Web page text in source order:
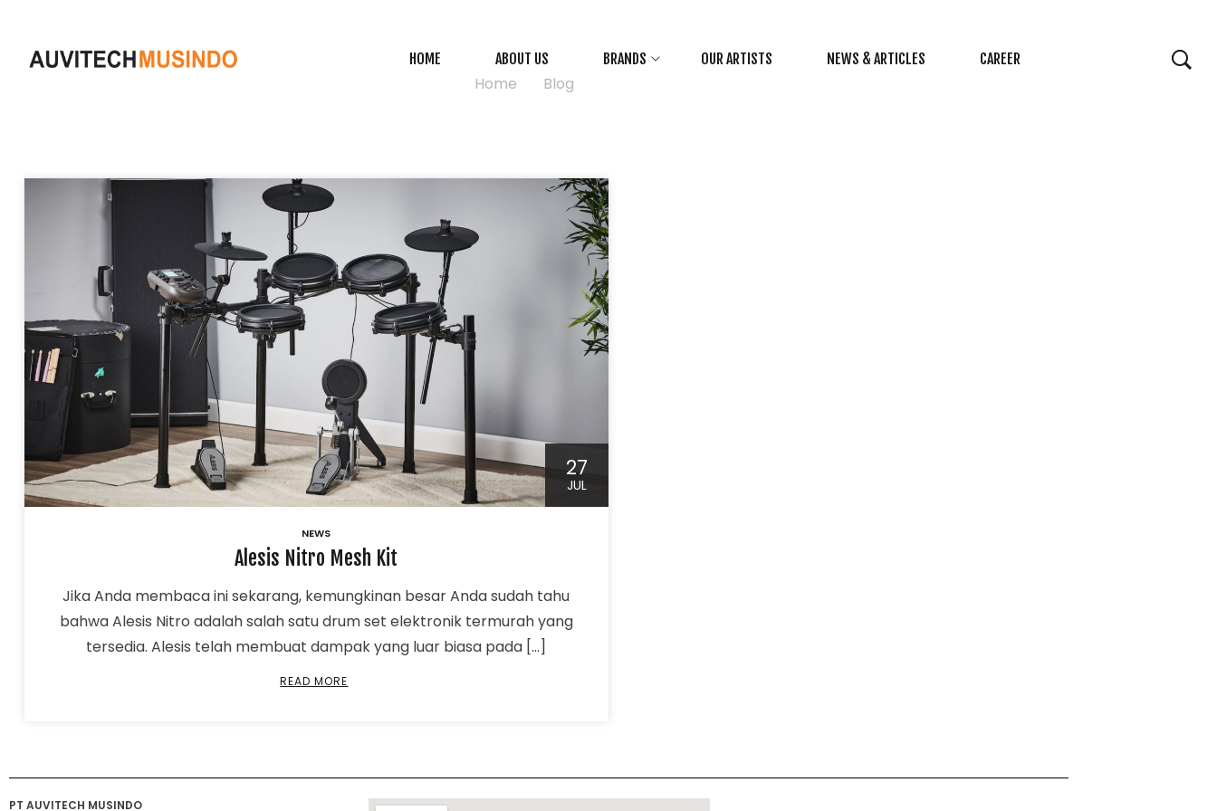
HOME ABOUT US BRANDS OUR ARTISTS NEWS & ARTICLES CAREER
Home Blog
27
JUL
NEWS
Alesis Nitro Mesh Kit
Jika Anda membaca ini sekarang, kemungkinan besar Anda sudah tahu
bahwa Alesis Nitro adalah salah satu drum set elektronik termurah yang
tersedia. Alesis telah membuat dampak yang luar biasa pada […]
READ MORE
PT AUVITECH MUSINDO